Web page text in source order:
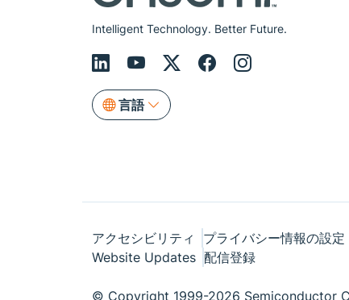
Intelligent Technology. Better Future.
言語
アクセシビリティ プライバシー情報の設定
Website Updates 配信登録
© Copyright 1999-2026 Semiconductor